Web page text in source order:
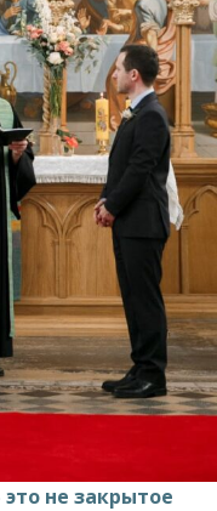
не закрытое